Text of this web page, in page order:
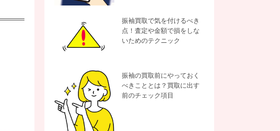
振袖買取で気を付けるべき
点！査定や金額で損をしな
いためのテクニック
振袖の買取前にやっておく
べきこととは？買取に出す
前のチェック項目